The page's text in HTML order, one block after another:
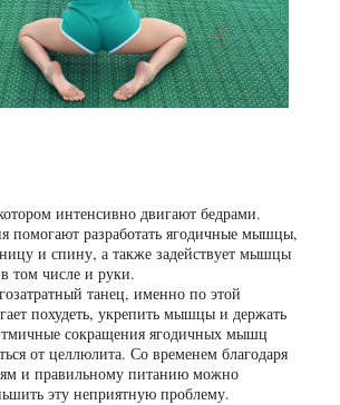
интенсивно двигают бедрами.
помогают разработать ягодичные мышцы,
и спину, а также задействует мышцы
том числе и руки.
танец, именно по этой
похудеть, укрепить мышцы и держать
сокращения ягодичных мышц
от целлюлита. Со временем благодаря
и правильному питанию можно
эту неприятную проблему.